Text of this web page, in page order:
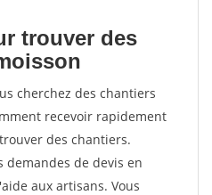
trouver des
cherchez des chantiers
recevoir rapidement
des chantiers.
demandes de devis en
aux artisans. Vous